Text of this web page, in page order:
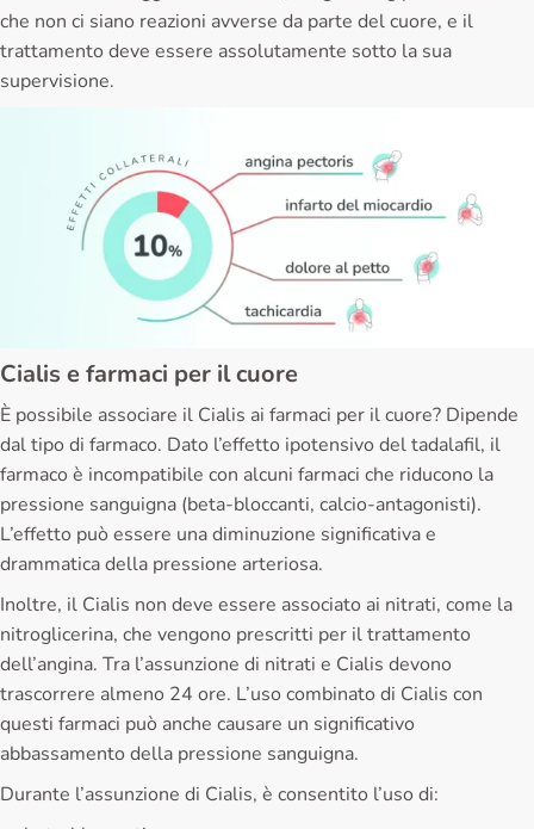
che non ci siano reazioni avverse da parte del cuore, e il
trattamento deve essere assolutamente sotto la sua
supervisione.
Cialis e farmaci per il cuore
È possibile associare il Cialis ai farmaci per il cuore? Dipende
dal tipo di farmaco. Dato l’effetto ipotensivo del tadalafil, il
farmaco è incompatibile con alcuni farmaci che riducono la
pressione sanguigna (beta-bloccanti, calcio-antagonisti).
L’effetto può essere una diminuzione significativa e
drammatica della pressione arteriosa.
Inoltre, il Cialis non deve essere associato ai nitrati, come la
nitroglicerina, che vengono prescritti per il trattamento
dell’angina. Tra l’assunzione di nitrati e Cialis devono
trascorrere almeno 24 ore. L’uso combinato di Cialis con
questi farmaci può anche causare un significativo
abbassamento della pressione sanguigna.
Durante l’assunzione di Cialis, è consentito l’uso di: